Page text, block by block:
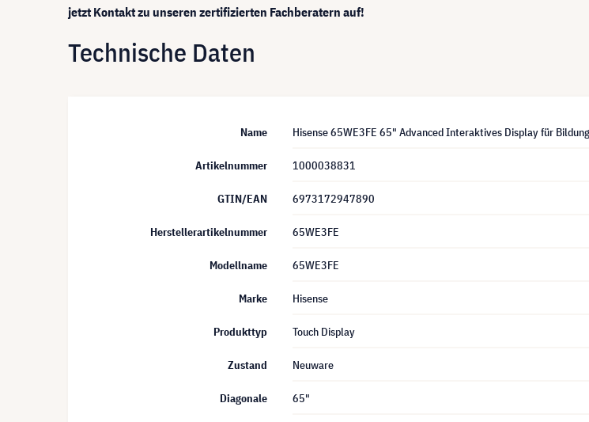
jetzt Kontakt zu unseren zertifizierten Fachberatern auf!
Technische Daten
Name Hisense 65WE3FE 65" Advanced Interaktives Display für
Artikelnummer 1000038831
GTIN/EAN 6973172947890
Herstellerartikelnummer 65WE3FE
Modellname 65WE3FE
Marke Hisense
Produkttyp Touch Display
Zustand Neuware
Diagonale 65"